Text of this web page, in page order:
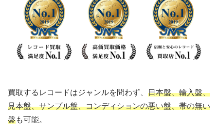
買取するレコードはジャンルを問わず、 日本盤、輸入盤、
見本盤、サンプル盤、コンディションの悪い盤、帯の無い
盤も可能。